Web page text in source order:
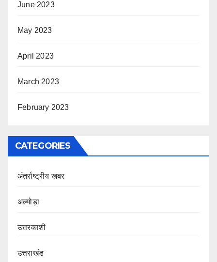
June 2023
May 2023
April 2023
March 2023
February 2023
CATEGORIES
अंतर्राष्ट्रीय खबर
अल्मोड़ा
उत्तरकाशी
उत्तराखंड